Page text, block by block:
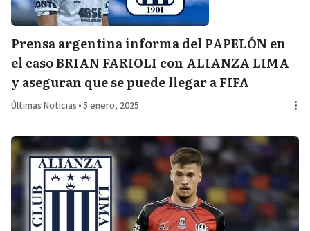
Prensa argentina informa del PAPELÓN en
el caso BRIAN FARIOLI con ALIANZA LIMA
y aseguran que se puede llegar a FIFA
Últimas Noticias •5 enero, 2025